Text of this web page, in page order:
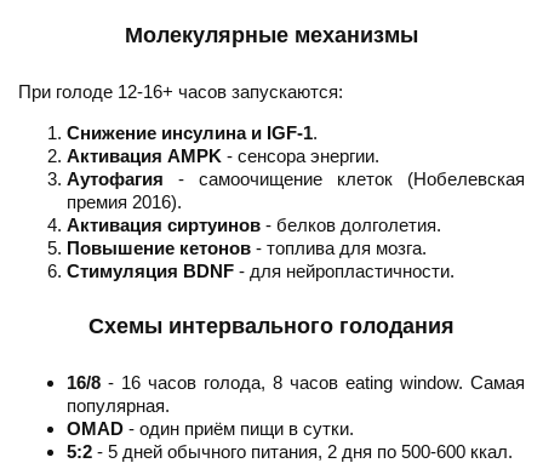
Молекулярные механизмы
При голоде 12-16+ часов запускаются:
Снижение инсулина и IGF-1.
Активация AMPK - сенсора энергии.
Аутофагия - самоочищение клеток (Нобелевская
премия 2016).
Активация сиртуинов - белков долголетия.
Повышение кетонов - топлива для мозга.
Стимуляция BDNF - для нейропластичности.
Схемы интервального голодания
16/8 - 16 часов голода, 8 часов eating window. Самая
популярная.
OMAD - один приём пищи в сутки.
5:2 - 5 дней обычного питания, 2 дня по 500-600 ккал.